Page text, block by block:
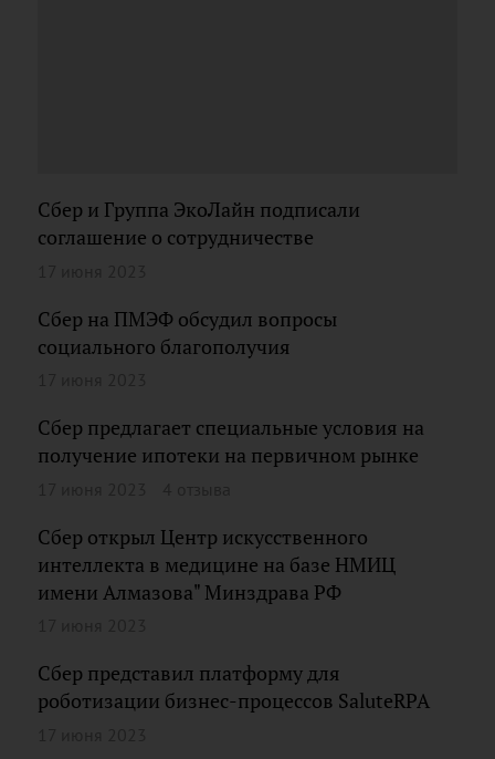
Сбер и Группа ЭкоЛайн подписали
соглашение о сотрудничестве
Сбер на ПМЭФ обсудил вопросы
социального благополучия
Сбер предлагает специальные условия на
получение ипотеки на первичном рынке
Сбер открыл Центр искусственного
интеллекта в медицине на базе НМИЦ
имени Алмазова" Минздрава РФ
Сбер представил платформу для
роботизации бизнес-процессов SaluteRPA